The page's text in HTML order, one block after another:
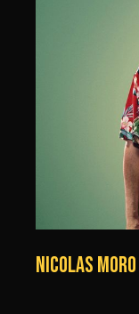
NICOLAS MORO